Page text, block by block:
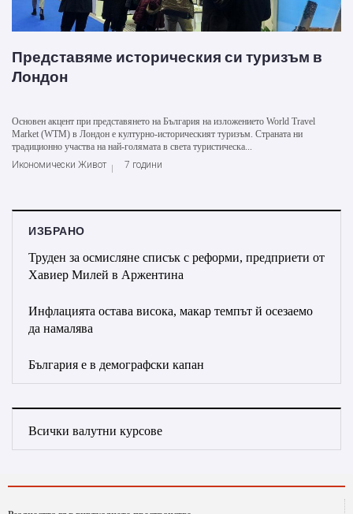
Представяме историческия си туризъм в
Лондон
Основен акцент при представянето на България на изложението World Travel
Market (WTM) в Лондон е културно-историческият туризъм. Страната ни
традиционно участва на най-голямата в света туристическа...
Икономически Живот
7 години
ИЗБРАНО
Труден за осмисляне списък с реформи, предприети от
Хавиер Милей в Аржентина
Инфлацията остава висока, макар темпът й осезаемо
да намалява
България е в демографски капан
Всички валутни курсове